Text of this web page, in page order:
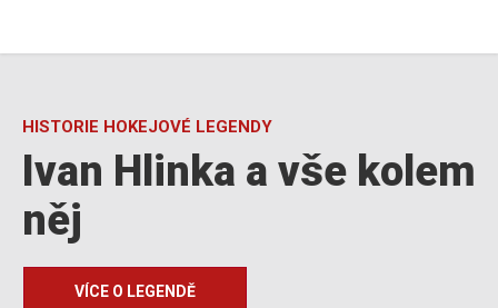
HISTORIE HOKEJOVÉ LEGENDY
Ivan Hlinka a vše kolem
něj
VÍCE O LEGENDĚ